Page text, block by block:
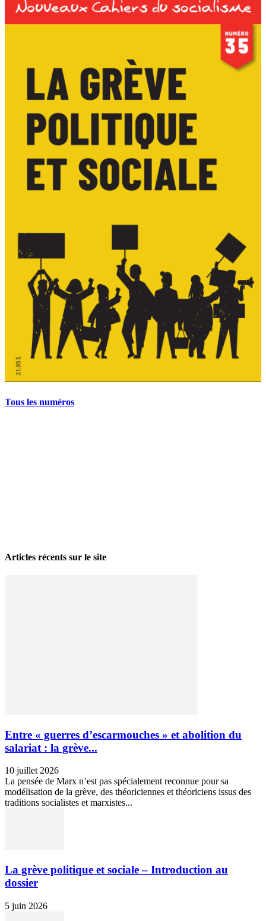
Tous les numéros
Articles récents sur le site
Entre « guerres d’escarmouches » et abolition du
salariat : la grève...
10 juillet 2026
La pensée de Marx n’est pas spécialement reconnue pour sa
modélisation de la grève, des théoriciennes et théoriciens issus des
traditions socialistes et marxistes...
La grève politique et sociale – Introduction au
dossier
5 juin 2026